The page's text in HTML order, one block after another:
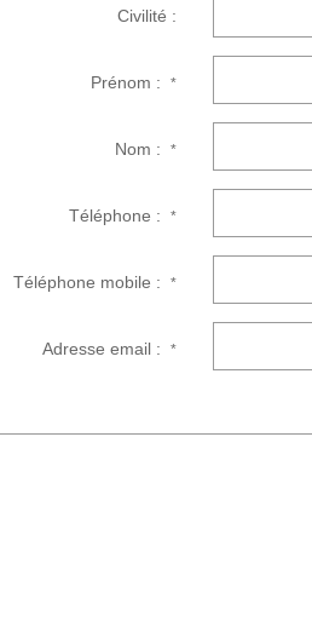
Civilité :
Prénom :*
Nom :*
Téléphone :*
Téléphone mobile :*
Adresse email :*